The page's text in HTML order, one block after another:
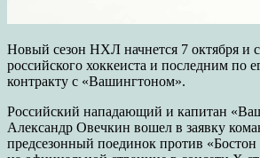
Новый сезон НХЛ начнется 7 октября и
российского хоккеиста и последним по
контракту с «Вашингтоном».
Российский нападающий и капитан
Александр Овечкин вошел в заявку
предсезонный поединок против